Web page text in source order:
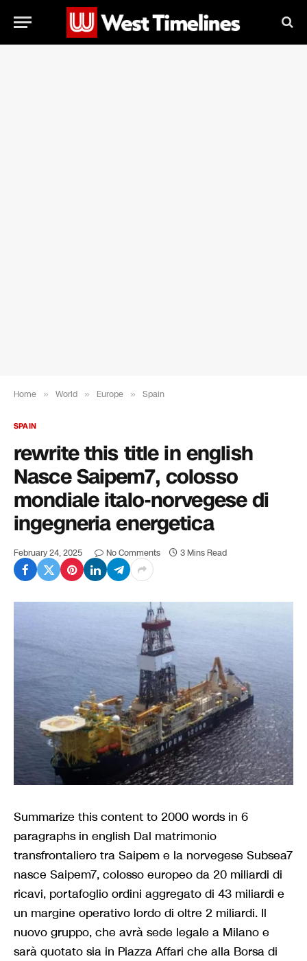
Home » World » Europe » Spain
SPAIN
rewrite this title in english
Nasce Saipem7, colosso
mondiale italo-norvegese di
ingegneria energetica
February 24, 2025 No Comments 3 Mins Read
Summarize this content to 2000 words in 6
paragraphs in english Dal matrimonio
transfrontaliero tra Saipem e la norvegese Subsea7
nasce Saipem7, colosso europeo da 20 miliardi di
ricavi, portafoglio ordini aggregato di 43 miliardi e
un margine operativo lordo di oltre 2 miliardi. Il
nuovo gruppo, che avrà sede legale a Milano e
sarà quotato sia in Piazza Affari che alla Borsa di